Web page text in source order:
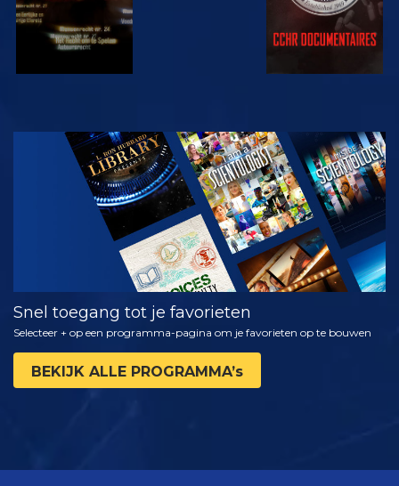
KIJK
VERKEN DE
SERIE
Snel toegang tot je favorieten
Selecteer + op een programma-pagina om je favorieten op te bouwen
BEKIJK ALLE PROGRAMMA’s